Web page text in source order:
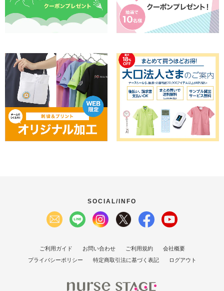
SOCIAL/INFO
ご利用ガイド お問い合わせ ご利用規約
会社概要
プライバシーポリシー
特定商取引法に基づく表記 ログアウト